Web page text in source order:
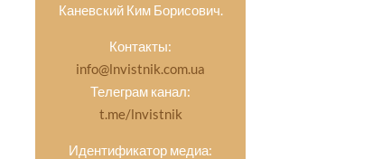
Каневский Ким Борисович.
Контакты:
info@lnvistnik.com.ua
Телеграм канал:
t.me/lnvistnik
Идентификатор медиа: